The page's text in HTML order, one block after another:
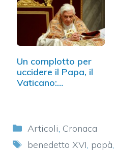
Un complotto per
uccidere il Papa, il
Vaticano:…
Categorie
Articoli, Cronaca
Tag
benedetto XVI, papà,